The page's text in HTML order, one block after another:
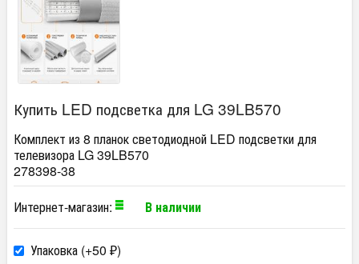
Купить LED подсветка для LG 39LB570
Комплект из 8 планок светодиодной LED подсветки для
телевизора LG 39LB570
278398-38
Интернет-магазин:
В наличии
Упаковка (+50 ₽)